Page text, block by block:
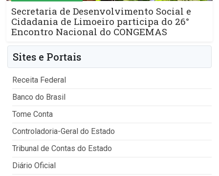
Secretaria de Desenvolvimento Social e
Cidadania de Limoeiro participa do 26°
Encontro Nacional do CONGEMAS
Sites e Portais
Receita Federal
Banco do Brasil
Tome Conta
Controladoria-Geral do Estado
Tribunal de Contas do Estado
Diário Oficial